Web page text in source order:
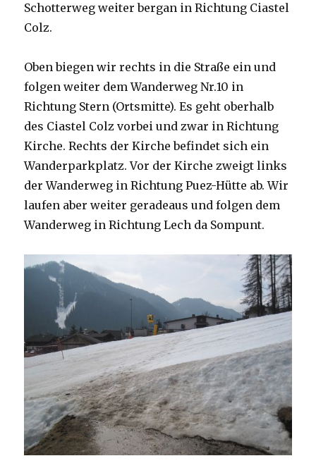
Schotterweg weiter bergan in Richtung Ciastel
Colz.
Oben biegen wir rechts in die Straße ein und
folgen weiter dem Wanderweg Nr.10 in
Richtung Stern (Ortsmitte). Es geht oberhalb
des Ciastel Colz vorbei und zwar in Richtung
Kirche. Rechts der Kirche befindet sich ein
Wanderparkplatz. Vor der Kirche zweigt links
der Wanderweg in Richtung Puez-Hütte ab. Wir
laufen aber weiter geradeaus und folgen dem
Wanderweg in Richtung Lech da Sompunt.